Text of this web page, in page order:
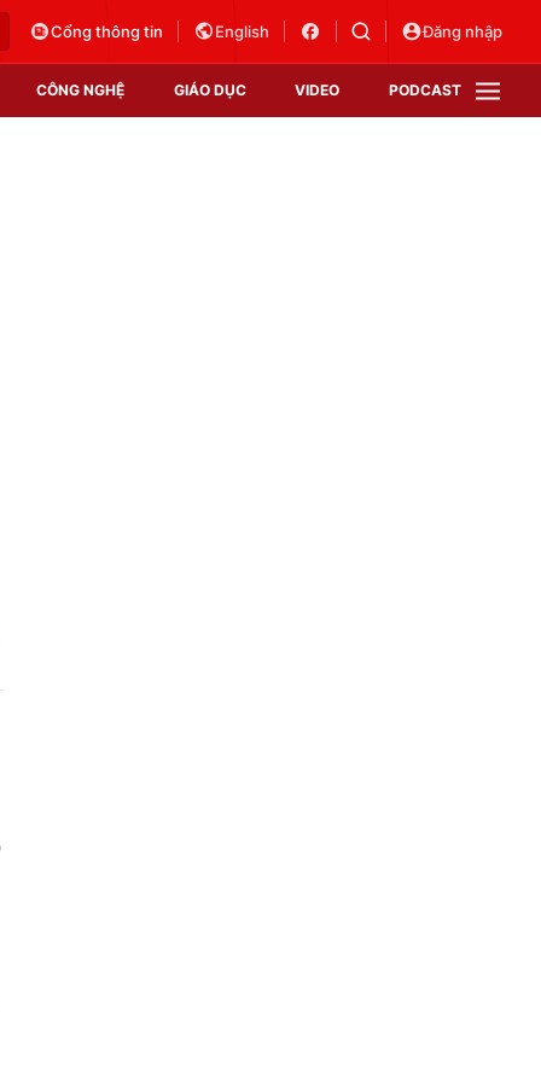
Cổng thông tin English Đăng nhập
CÔNG NGHỆ GIÁO DỤC VIDEO PODCAST